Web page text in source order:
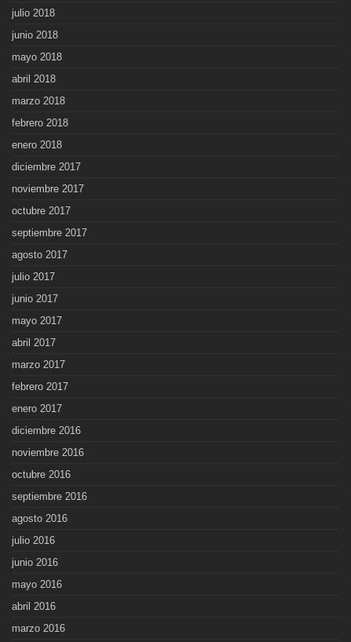
julio 2018
junio 2018
mayo 2018
abril 2018
marzo 2018
febrero 2018
enero 2018
diciembre 2017
noviembre 2017
octubre 2017
septiembre 2017
agosto 2017
julio 2017
junio 2017
mayo 2017
abril 2017
marzo 2017
febrero 2017
enero 2017
diciembre 2016
noviembre 2016
octubre 2016
septiembre 2016
agosto 2016
julio 2016
junio 2016
mayo 2016
abril 2016
marzo 2016